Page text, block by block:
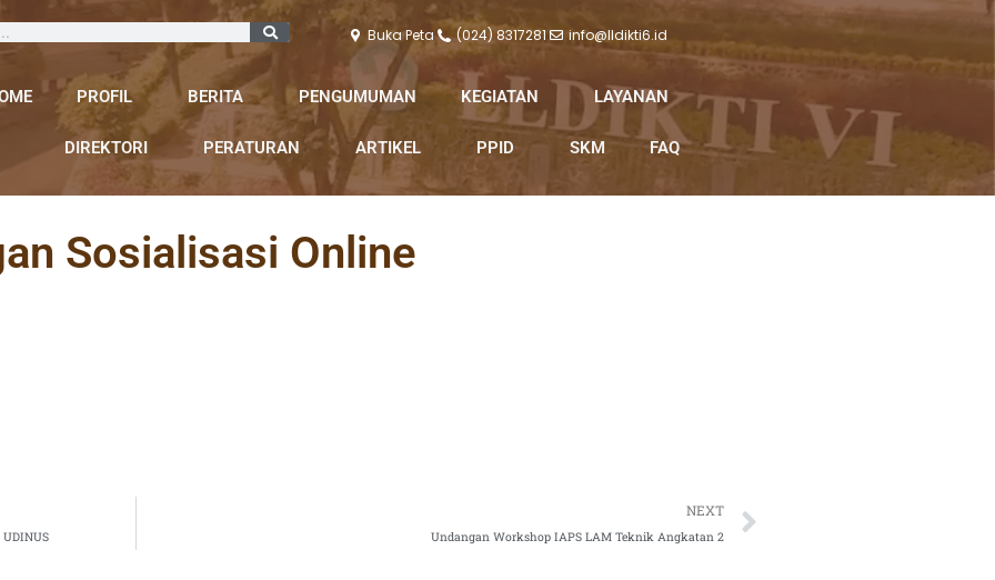
Buka Peta (024) 8317281 info@lldikti6.id
PROFIL BERITA PENGUMUMAN KEGIATAN LAYANAN
DIREKTORI PERATURAN ARTIKEL PPID SKM FAQ
Sosialisasi Online
NEXT
Undangan Workshop IAPS LAM Teknik Angkatan 2